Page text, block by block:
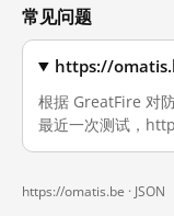
常见问题
https://
根据 GreatFire 对
最近一次测试，
https://omatis.be · JSON